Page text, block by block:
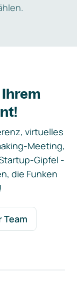
virtuelles
Meeting,
Gipfel -
die Funken
Team